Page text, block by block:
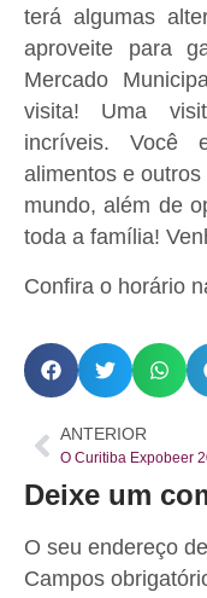
terá algumas
aproveite para
Mercado
visita! Uma
incríveis. Você
alimentos e
mundo, além de
toda a família!
Confira o horário
ANTERIOR
Deixe um
O seu endereço
Campos